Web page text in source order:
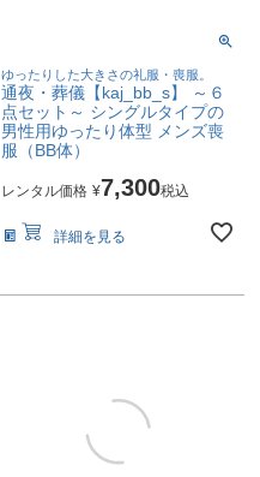
ゆったりした大きさの礼服・喪服。
通夜・葬儀【kaj_bb_s】 ～６
点セット～ シングルタイプの
男性用ゆったり体型 メンズ喪
服（BB体）
レンタル価格 ¥7,300税込
詳細を見る